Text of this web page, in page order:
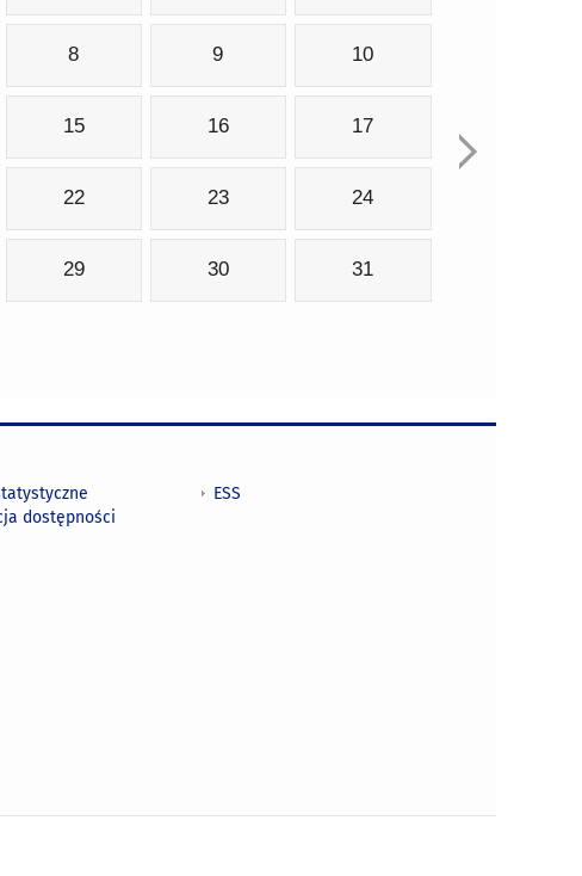
8 9 10
15 16 17
22 23 24
29 30 31
dostępności
ESS